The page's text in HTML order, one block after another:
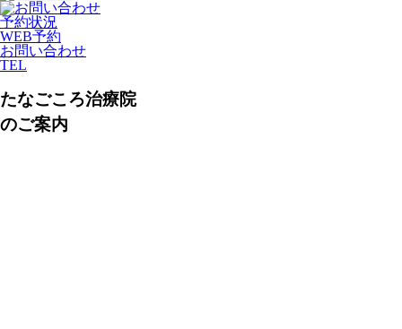
予約状況
WEB予約
お問い合わせ
TEL
たなごころ治療院
のご案内